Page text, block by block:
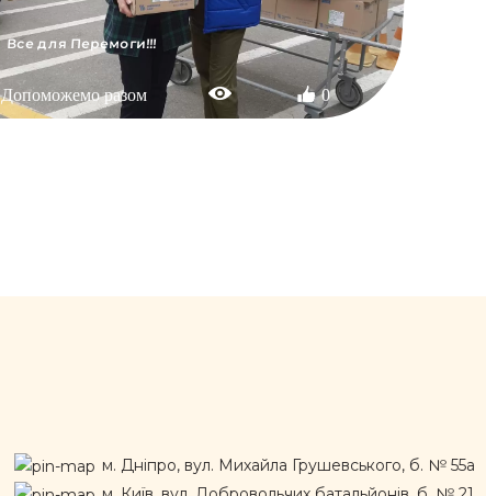
Все для Перемоги!!!
Допоможемо разом 0
м. Дніпро, вул. Михайла Грушевського, б. № 55а